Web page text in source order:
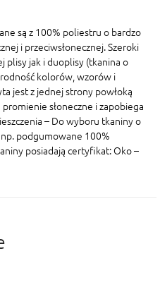
są z 100% poliestru o bardzo
i przeciwsłonecznej. Szeroki
jak i duoplisy (tkanina o
kolorów, wzorów i
jest z jednej strony powłoką
słoneczne i zapobiega
– Do wyboru tkaniny o
podgumowane 100%
posiadają certyfikat: Oko –